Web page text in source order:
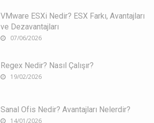
VMware ESXi Nedir? ESX Farkı, Avantajları
ve Dezavantajları
07/06/2026
Regex Nedir? Nasıl Çalışır?
19/02/2026
Sanal Ofis Nedir? Avantajları Nelerdir?
14/01/2026